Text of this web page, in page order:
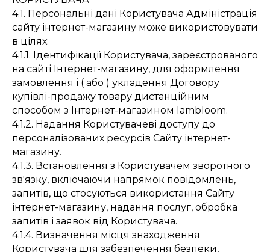
4.1. Персональні дані Користувача Адміністрація
сайту інтернет-магазину може використовувати
в цілях:
4.1.1. Ідентифікації Користувача, зареєстрованого
на сайті Інтернет-магазину, для оформлення
замовлення і ( або ) укладення Договору
купівлі-продажу товару дистанційним
способом з Інтернет-магазином Iambloom.
4.1.2. Надання Користувачеві доступу до
персоналізованих ресурсів Сайту інтернет-
магазину.
4.1.3. Встановлення з Користувачем зворотного
зв'язку, включаючи напрямок повідомлень,
запитів, що стосуються використання Сайту
інтернет-магазину, надання послуг, обробка
запитів і заявок від Користувача.
4.1.4. Визначення місця знаходження
Користувача для забезпечення безпеки,